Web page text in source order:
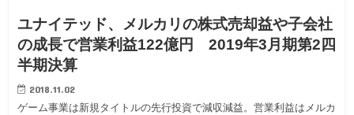
ユナイテッド、メルカリの株式売却益や子会社
の成長で営業利益122億円 2019年3月期第2四
半期決算
2018.11.02
ゲーム事業は新規タイトルの先行投資で減収減益。営業利益はメルカ